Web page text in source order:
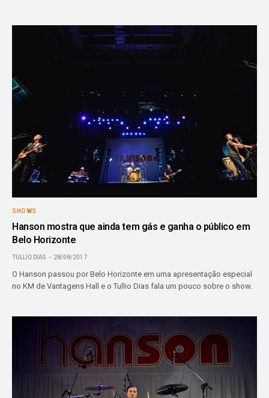
SHOWS
Hanson mostra que ainda tem gás e ganha o público em
Belo Horizonte
TULLIO DIAS 28/08/2017
O Hanson passou por Belo Horizonte em uma apresentação especial
no KM de Vantagens Hall e o Tullio Dias fala um pouco sobre o show.